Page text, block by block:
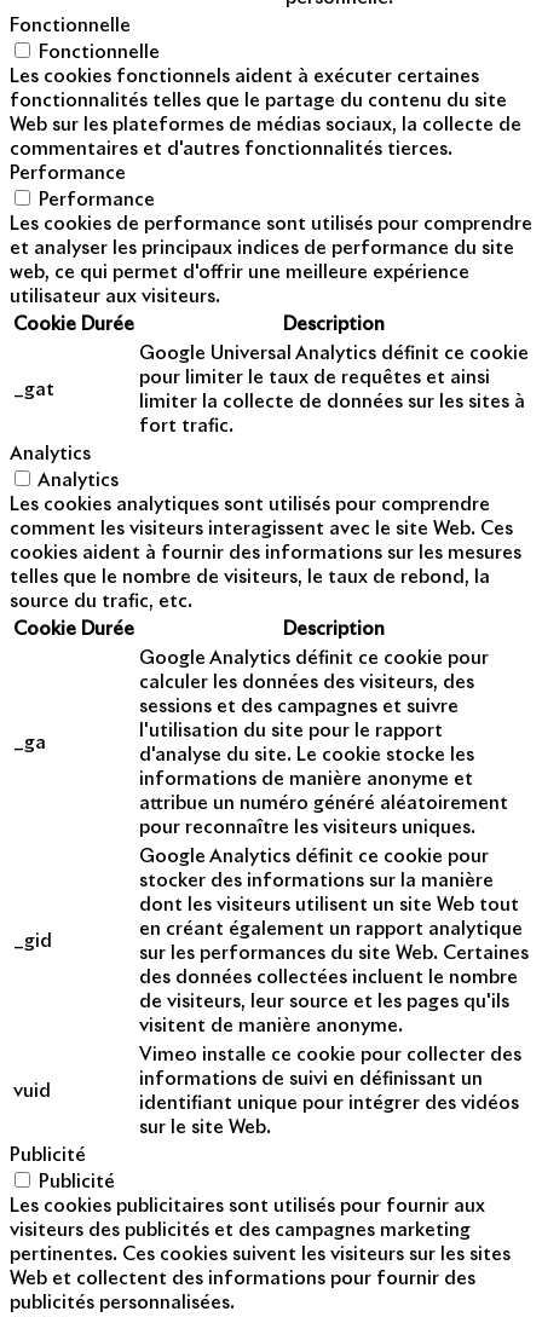
Fonctionnelle
Fonctionnelle
Les cookies fonctionnels aident à exécuter certaines
fonctionnalités telles que le partage du contenu du site
Web sur les plateformes de médias sociaux, la collecte de
commentaires et d'autres fonctionnalités tierces.
Performance
Performance
Les cookies de performance sont utilisés pour comprendre
et analyser les principaux indices de performance du site
web, ce qui permet d'offrir une meilleure expérience
utilisateur aux visiteurs.
Cookie Durée Description
_gat
Google Universal Analytics définit ce cookie
pour limiter le taux de requêtes et ainsi
limiter la collecte de données sur les sites à
fort trafic.
Analytics
Analytics
Les cookies analytiques sont utilisés pour comprendre
comment les visiteurs interagissent avec le site Web. Ces
cookies aident à fournir des informations sur les mesures
telles que le nombre de visiteurs, le taux de rebond, la
source du trafic, etc.
Cookie Durée Description
_ga
Google Analytics définit ce cookie pour
calculer les données des visiteurs, des
sessions et des campagnes et suivre
l'utilisation du site pour le rapport
d'analyse du site. Le cookie stocke les
informations de manière anonyme et
attribue un numéro généré aléatoirement
pour reconnaître les visiteurs uniques.
_gid
Google Analytics définit ce cookie pour
stocker des informations sur la manière
dont les visiteurs utilisent un site Web tout
en créant également un rapport analytique
sur les performances du site Web. Certaines
des données collectées incluent le nombre
de visiteurs, leur source et les pages qu'ils
visitent de manière anonyme.
vuid
Vimeo installe ce cookie pour collecter des
informations de suivi en définissant un
identifiant unique pour intégrer des vidéos
sur le site Web.
Publicité
Publicité
Les cookies publicitaires sont utilisés pour fournir aux
visiteurs des publicités et des campagnes marketing
pertinentes. Ces cookies suivent les visiteurs sur les sites
Web et collectent des informations pour fournir des
publicités personnalisées.